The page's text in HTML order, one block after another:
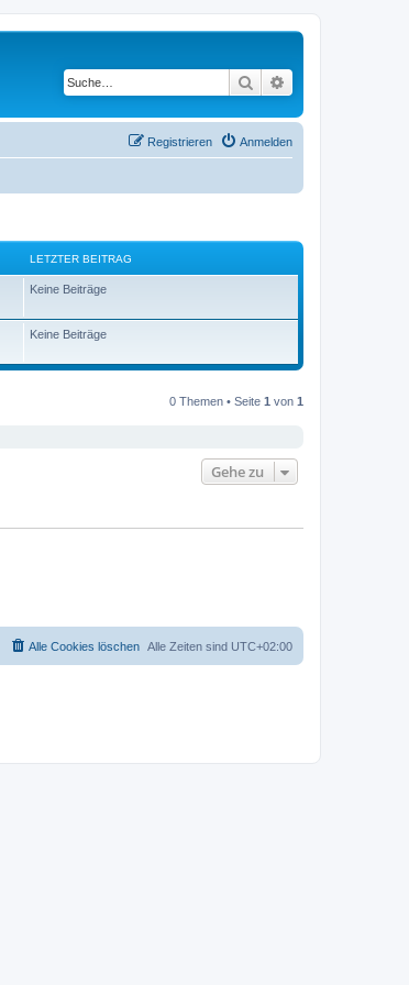
Suche
Anmelden
Registrieren
LETZTER BEITRAG
Keine Beiträge
Keine Beiträge
0 Themen • Seite 1 von 1
Gehe zu
Alle Zeiten sind UTC+02:00
Alle Cookies löschen